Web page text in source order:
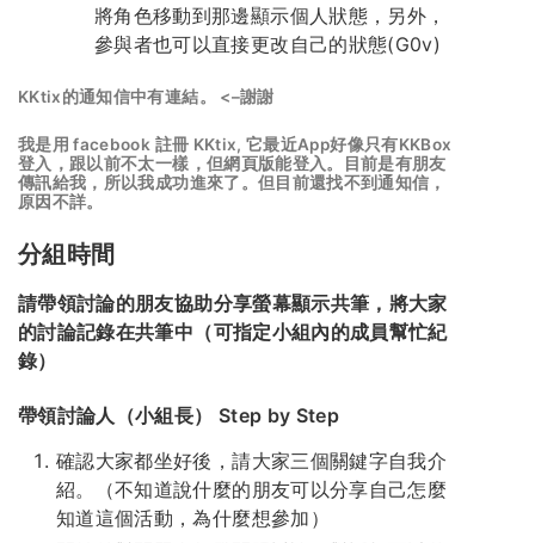
將角色移動到那邊顯示個人狀態，另外，
參與者也可以直接更改自己的狀態(G0v)
KKtix的通知信中有連結。 <–謝謝
我是用 facebook 註冊 KKtix, 它最近App好像只有KKBox
登入，跟以前不太一樣，但網頁版能登入。目前是有朋友
傳訊給我，所以我成功進來了。但目前還找不到通知信，
原因不詳。
分組時間
請帶領討論的朋友協助分享螢幕顯示共筆，將大家
的討論記錄在共筆中（可指定小組內的成員幫忙紀
錄）
帶領討論人（小組長） Step by Step
確認大家都坐好後，請大家三個關鍵字自我介
紹。（不知道說什麼的朋友可以分享自己怎麼
知道這個活動，為什麼想參加）